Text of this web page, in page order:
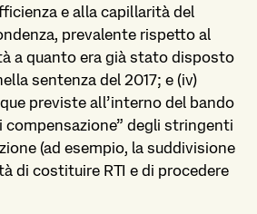
e alla capillarità del
prevalente rispetto al
a quanto era già stato disposto
sentenza del 2017; e (iv)
previste all’interno del bando
compensazione” degli stringenti
(ad esempio, la suddivisione
di costituire RTI e di procedere